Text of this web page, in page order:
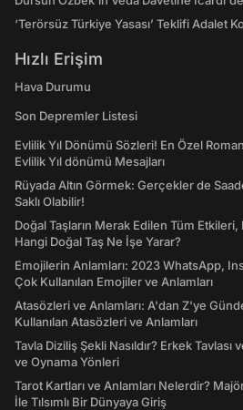
‘Terörsüz Türkiye Yasası’ Teklifi Adalet
Hızlı Erişim
Hava Durumu
Son Depremler Listesi
Evlilik Yıl Dönümü Sözleri! En Özel
Evlilik Yıl dönümü Mesajları
Rüyada Altın Görmek: Gerçekler de
Saklı Olabilir!
Doğal Taşların Merak Edilen Tüm
Hangi Doğal Taş Ne İşe Yarar?
Emojilerin Anlamları: 2023 WhatsApp,
Çok Kullanılan Emojiler ve Anlamları
Atasözleri ve Anlamları: A'dan Z'ye
Kullanılan Atasözleri ve Anlamları
Tavla Diziliş Şekli Nasıldır? Erkek Tavlası
ve Oynama Yönleri
Tarot Kartları ve Anlamları Nelerdir?
İle Tılsımlı Bir Dünyaya Giriş